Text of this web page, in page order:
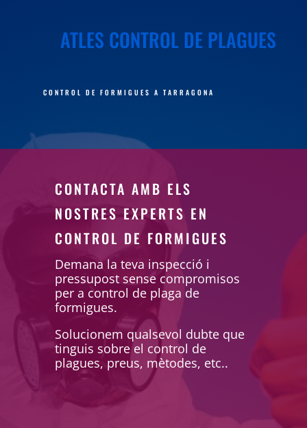
ATLES CONTROL DE PLAGUES
CONTROL DE FORMIGUES A TARRAGONA
CONTACTA AMB ELS
NOSTRES EXPERTS EN
CONTROL DE FORMIGUES
Demana la teva inspecció i
pressupost sense compromisos
per a control de plaga de
formigues.
Solucionem qualsevol dubte que
tinguis sobre el control de
plagues, preus, mètodes, etc..